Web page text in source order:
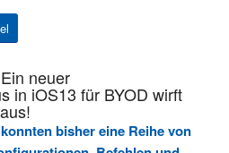
neuer
in iOS13 für BYOD wirft
bisher eine Reihe von